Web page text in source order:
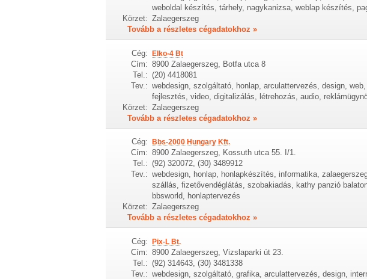
weboldal készítés, tárhely, nagykanizsa, weblap készítés,
Körzet: Zalaegerszeg
Tovább a részletes cégadatokhoz »
Cég: Elko-4 Bt
Cím: 8900 Zalaegerszeg, Botfa utca 8
Tel.: (20) 4418081
Tev.: webdesign, szolgáltató, honlap, arculattervezés, design,
fejlesztés, video, digitalizálás, létrehozás, audio,
Körzet: Zalaegerszeg
Tovább a részletes cégadatokhoz »
Cég: Bbs-2000 Hungary Kft.
Cím: 8900 Zalaegerszeg, Kossuth utca 55. I/1.
Tel.: (92) 320072, (30) 3489912
Tev.: webdesign, honlap, honlapkészítés, informatika,
szállás, fizetővendéglátás, szobakiadás, kathy panzió
bbsworld, honlaptervezés
Körzet: Zalaegerszeg
Tovább a részletes cégadatokhoz »
Cég: Pix-L Bt.
Cím: 8900 Zalaegerszeg, Vizslaparki út 23.
Tel.: (92) 314643, (30) 3481338
Tev.: webdesign, szolgáltató, grafika, arculattervezés, design,